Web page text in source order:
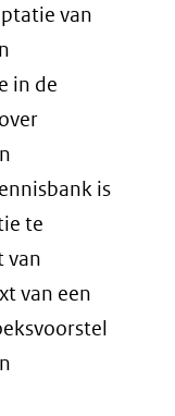
van
in de
is
te
van
van een